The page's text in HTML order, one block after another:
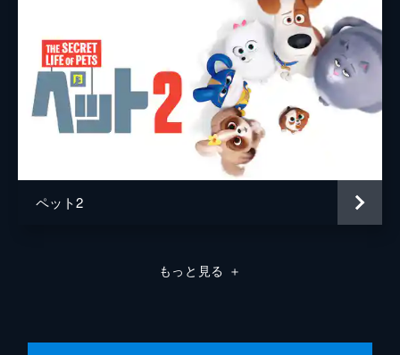
ペット2
もっと見る ＋